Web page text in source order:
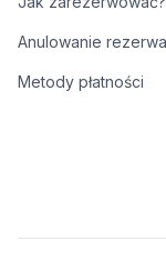
Anulowanie
Metody płatności